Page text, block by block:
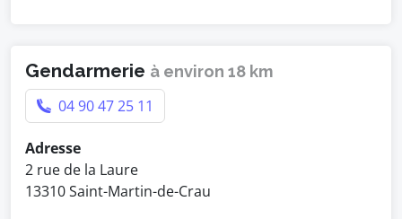
Gendarmerie à environ 18 km
04 90 47 25 11
Adresse
2 rue de la Laure
13310 Saint-Martin-de-Crau